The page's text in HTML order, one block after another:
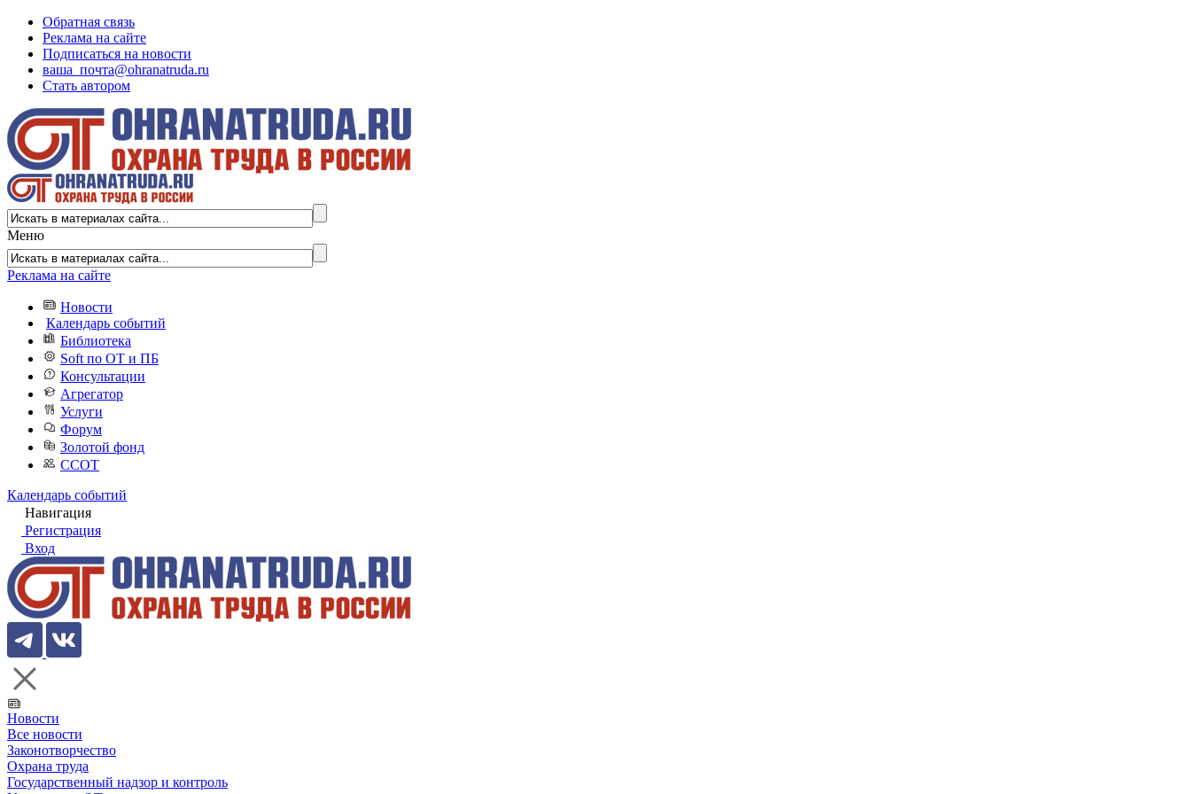
Обратная связь
Реклама на сайте
Подписаться на новости
ваша_почта@ohranatruda.ru
Стать автором
Меню
Реклама на сайте
Новости
Календарь событий
Библиотека
Soft по ОТ и ПБ
Консультации
Агрегатор
Услуги
Форум
Золотой фонд
ССОТ
Календарь событий
Навигация
Регистрация
Вход
Новости
Все новости
Законотворчество
Охрана труда
Государственный надзор и контроль